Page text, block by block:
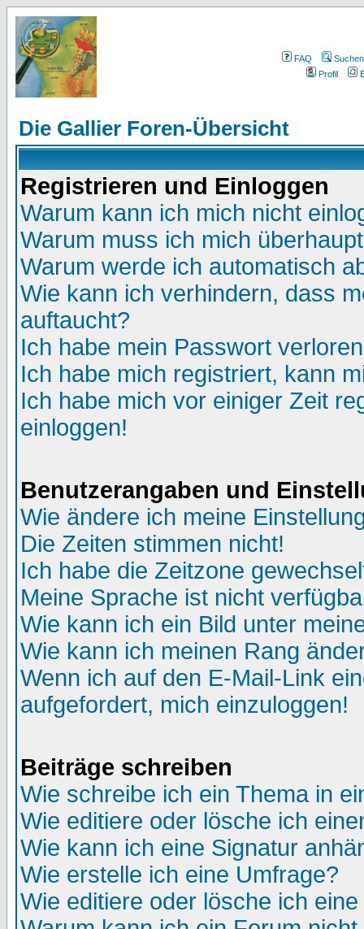
FAQ
Suchen
Profil
Die Gallier Foren-Übersicht
Registrieren und Einloggen
Warum kann ich mich nicht
Warum muss ich mich
Warum werde ich automatisch
Wie kann ich verhindern, dass
auftaucht?
Ich habe mein Passwort
Ich habe mich registriert, kann
Ich habe mich vor einiger Zeit
einloggen!
Benutzerangaben und
Wie ändere ich meine
Die Zeiten stimmen nicht!
Ich habe die Zeitzone
Meine Sprache ist nicht
Wie kann ich ein Bild unter
Wie kann ich meinen Rang
Wenn ich auf den E-Mail-Link
aufgefordert, mich einzuloggen!
Beiträge schreiben
Wie schreibe ich ein Thema in
Wie editiere oder lösche ich
Wie kann ich eine Signatur
Wie erstelle ich eine Umfrage?
Wie editiere oder lösche ich